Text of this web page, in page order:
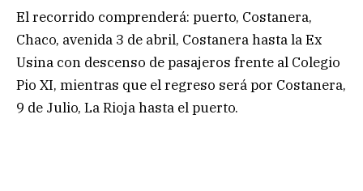
El recorrido comprenderá: puerto, Costanera,
Chaco, avenida 3 de abril, Costanera hasta la Ex
Usina con descenso de pasajeros frente al Colegio
Pio XI, mientras que el regreso será por Costanera,
9 de Julio, La Rioja hasta el puerto.